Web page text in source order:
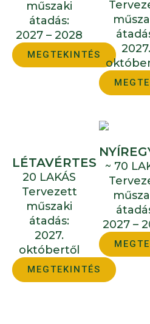
műszaki
átadás:
2027 – 2028
MEGTEKINTÉS
2027.
LÉTAVÉRTES
20 LAKÁS
Tervezett
műszaki
átadás:
2027.
októbertől
MEGTEKINTÉS
~ 70
2027 –